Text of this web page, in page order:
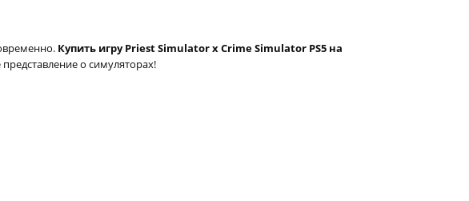
Купить игру Priest Simulator x Crime Simulator PS5 на
о симуляторах!